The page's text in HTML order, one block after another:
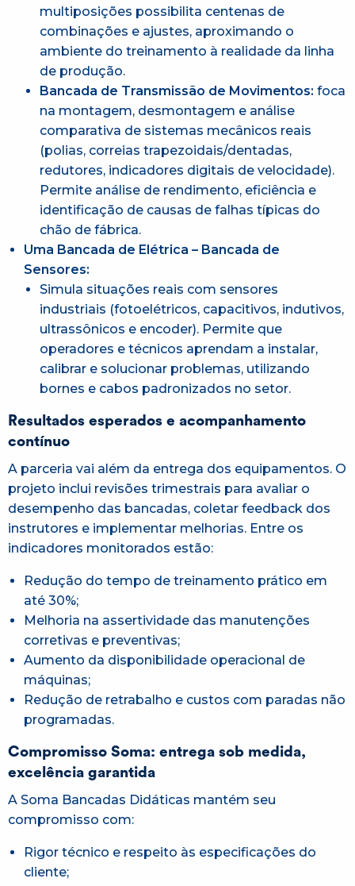
multiposições possibilita centenas de
combinações e ajustes, aproximando o
ambiente do treinamento à realidade da linha
de produção.
Bancada de Transmissão de Movimentos: foca
na montagem, desmontagem e análise
comparativa de sistemas mecânicos reais
(polias, correias trapezoidais/dentadas,
redutores, indicadores digitais de velocidade).
Permite análise de rendimento, eficiência e
identificação de causas de falhas típicas do
chão de fábrica.
Uma Bancada de Elétrica – Bancada de
Sensores:
Simula situações reais com sensores
industriais (fotoelétricos, capacitivos, indutivos,
ultrassônicos e encoder). Permite que
operadores e técnicos aprendam a instalar,
calibrar e solucionar problemas, utilizando
bornes e cabos padronizados no setor.
Resultados esperados e acompanhamento
contínuo
A parceria vai além da entrega dos equipamentos. O
projeto inclui revisões trimestrais para avaliar o
desempenho das bancadas, coletar feedback dos
instrutores e implementar melhorias. Entre os
indicadores monitorados estão:
Redução do tempo de treinamento prático em
até 30%;
Melhoria na assertividade das manutenções
corretivas e preventivas;
Aumento da disponibilidade operacional de
máquinas;
Redução de retrabalho e custos com paradas não
programadas.
Compromisso Soma: entrega sob medida,
excelência garantida
A Soma Bancadas Didáticas mantém seu
compromisso com:
Rigor técnico e respeito às especificações do
cliente;